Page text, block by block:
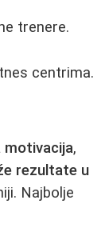
trenere.
centrima.
motivacija,
rezultate u
Najbolje